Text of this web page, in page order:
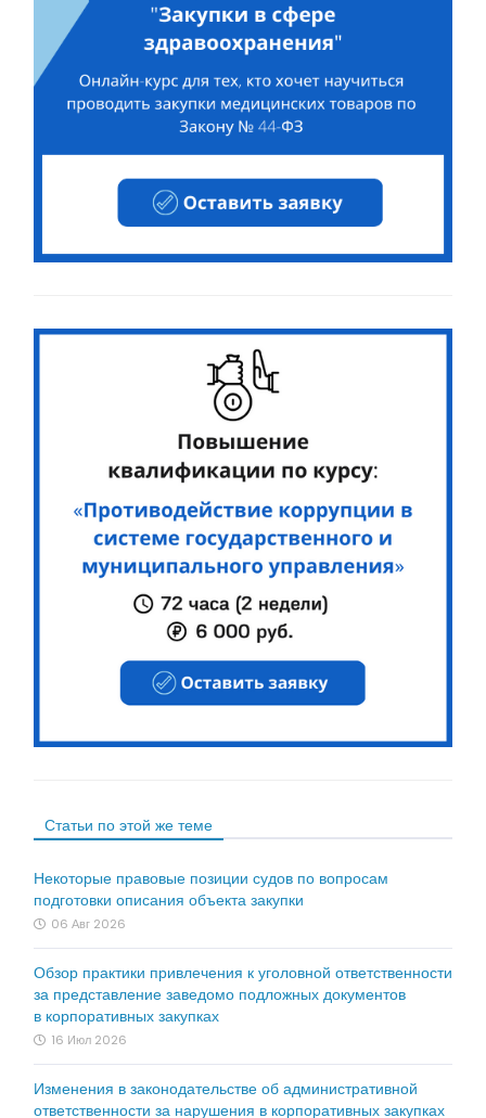
Статьи по этой же теме
Некоторые правовые позиции судов по вопросам
подготовки описания объекта закупки
06 Авг 2026
Обзор практики привлечения к уголовной ответственности
за представление заведомо подложных документов
в корпоративных закупках
16 Июл 2026
Изменения в законодательстве об административной
ответственности за нарушения в корпоративных закупках